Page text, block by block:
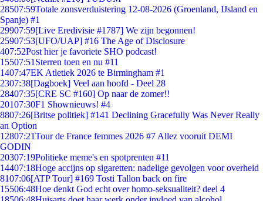
28507:59Totale zonsverduistering 12-08-2026 (Groenland, IJsland en
Spanje) #1
29907:59[Live Eredivisie #1787] We zijn begonnen!
25907:53[UFO/UAP] #16 The Age of Disclosure
407:52Post hier je favoriete SHO podcast!
15507:51 Sterren toen en nu #11
1407:47EK Atletiek 2026 te Birmingham #1
2307:38[Dagboek] Veel aan hoofd - Deel 28
28407:35[CRE SC #160] Op naar de zomer!!
20107:30F1 Shownieuws! #4
8807:26[Britse politiek] #141 Declining Gracefully Was Never Really
an Option
12807:21Tour de France femmes 2026 #7 Allez vooruit DEMI
GODIN
20307:19Politieke meme's en spotprenten #11
14407:18Hoge accijns op sigaretten: nadelige gevolgen voor overheid
8107:06[ATP Tour] #169 Tosti Tallon back on fire
15506:48Hoe denkt God echt over homo-seksualiteit? deel 4